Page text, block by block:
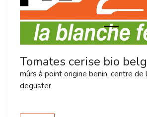
Tomates cerise bio
mûrs à point origine benin. centre de
deguster